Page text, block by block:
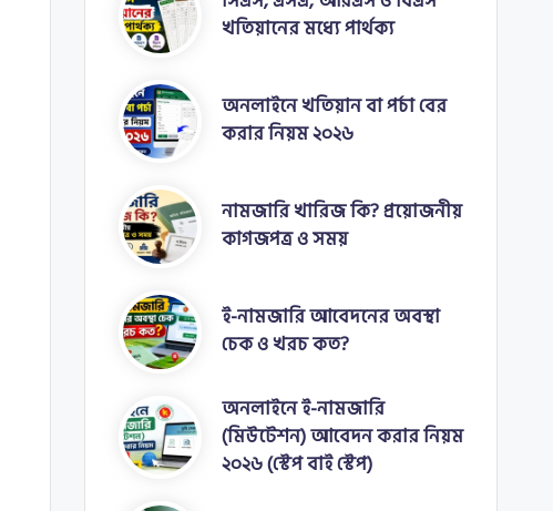
খতিয়ানের মধ্যে পার্থক্য
অনলাইনে খতিয়ান বা পর্চা বের
করার নিয়ম ২০২৬
নামজারি খারিজ কি? প্রয়োজনীয়
কাগজপত্র ও সময়
ই-নামজারি আবেদনের অবস্থা
চেক ও খরচ কত?
অনলাইনে ই-নামজারি
(মিউটেশন) আবেদন করার নিয়ম
২০২৬ (স্টেপ বাই স্টেপ)